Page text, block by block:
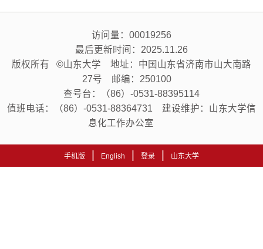
访问量： 00019256
最后更新时间： 2025.11.26
版权所有 ©山东大学 地址：中国山东省济南市山大南路
27号 邮编：250100
查号台：（86）-0531-88395114
值班电话：（86）-0531-88364731 建设维护：山东大学信
息化工作办公室
手机版 | English | 登录 | 山东大学